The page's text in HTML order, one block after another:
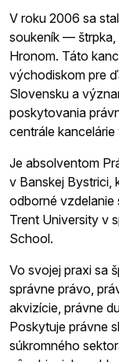
V roku 2006 sa
soukeník — štrpka,
Hronom. Táto
východiskom pre
Slovensku a
poskytovania
centrále
Je absolventom
v Banskej Bystrici,
odborné vzdelanie
Trent University v
School.
Vo svojej praxi sa
správne právo,
akvizície, právne
Poskytuje právne
súkromného